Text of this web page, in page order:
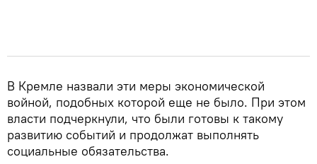
В Кремле назвали эти меры экономической
войной, подобных которой еще не было. При этом
власти подчеркнули, что были готовы к такому
развитию событий и продолжат выполнять
социальные обязательства.